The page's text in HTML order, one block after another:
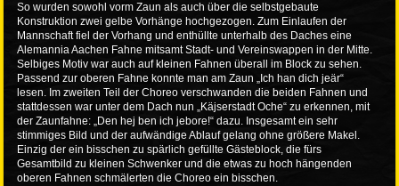
So wurden sowohl vorm Zaun als auch über die selbstgebaute
Konstruktion zwei gelbe Vorhänge hochgezogen. Zum Einlaufen der
Mannschaft fiel der Vorhang und enthüllte unterhalb des Daches eine
Alemannia Aachen Fahne mitsamt Stadt- und Vereinswappen in der Mitte.
Selbiges Motiv war auch auf kleinen Fahnen überall im Block zu sehen.
Passend zur oberen Fahne konnte man am Zaun „Ich han dich jeär“
lesen. Im zweiten Teil der Choreo verschwanden die beiden Fahnen und
stattdessen war unter dem Dach nun „Käjserstadt Oche“ zu erkennen, mit
der Zaunfahne: „Den hej ben ich jebore!“ dazu. Insgesamt ein sehr
stimmiges Bild und der aufwändige Ablauf gelang ohne größere Makel.
Einzig der ein bisschen zu spärlich gefüllte Gästeblock, die fürs
Gesamtbild zu kleinen Schwenker und die etwas zu hoch hängenden
oberen Fahnen schmälerten die Choreo ein bisschen.